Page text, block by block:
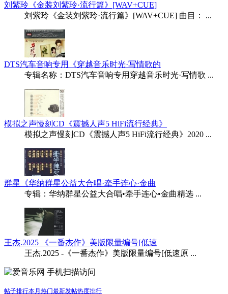
刘紫玲《金装刘紫玲·流行篇》[WAV+CUE]
刘紫玲《金装刘紫玲·流行篇》[WAV+CUE] 曲目： ...
DTS汽车音响专用《穿越音乐时光·写情歌的
专辑名称：DTS汽车音响专用穿越音乐时光·写情歌 ...
模拟之声慢刻CD《震撼人声5 HiFi流行经典》
模拟之声慢刻CD《震撼人声5 HiFi流行经典》2020 ...
群星《华纳群星公益大合唱·牵手连心·金曲
专辑：华纳群星公益大合唱•牵手连心•金曲精选 ...
王杰.2025 《一番杰作》美版限量编号[低速
王杰.2025 -《一番杰作》美版限量编号[低速原 ...
手机扫描访问
帖子排行本月热门最新发帖热度排行